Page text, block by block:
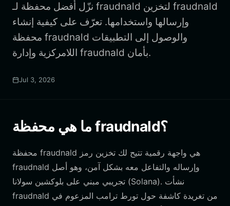
বাংলা
Español
Português (Brasil)
Español (Argentina)
نزّل أفضل محفظة لـ fraudnald لتخزين fraudnald
وإرسالها واستخدامها. تعرّف على كيفية إنشاء
محفظة fraudnald والوصول إلى التطبيقات
اللامركزية وإدارة fraudnald بأمان.
Jul 3, 2026
ما هي محفظة fraudnald؟
محفظة fraudnald هي واجهة رقمية تتيح لك تخزين رمز
fraudnald وإرساله والتفاعل معه بشكل آمن، وهو أصل
تجريبي مبني على بلوكشين سولانا (Solana). نشأت
fraudnald من تغريدة كاشفة حول تورط ترامب المزعوم في